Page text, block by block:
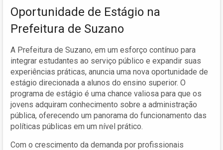
Oportunidade de Estágio na
Prefeitura de Suzano
A Prefeitura de Suzano, em um esforço contínuo para
integrar estudantes ao serviço público e expandir suas
experiências práticas, anuncia uma nova oportunidade de
estágio direcionada a alunos do ensino superior. O
programa de estágio é uma chance valiosa para que os
jovens adquiram conhecimento sobre a administração
pública, oferecendo um panorama do funcionamento das
políticas públicas em um nível prático.
Com o crescimento da demanda por profissionais